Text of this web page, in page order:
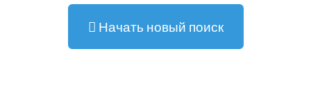
Начать новый поиск